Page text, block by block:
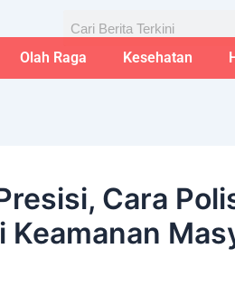
Olah Raga Kesehatan
Cara
Keamanan